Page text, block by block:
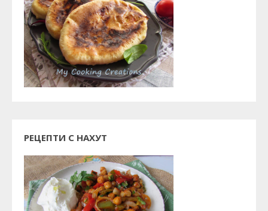
РЕЦЕПТИ С НАХУТ